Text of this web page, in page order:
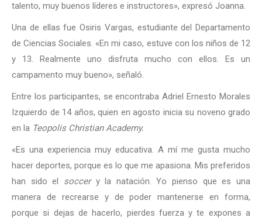
talento, muy buenos líderes e instructores», expresó Joanna.
Una de ellas fue Osiris Vargas, estudiante del Departamento
de Ciencias Sociales. «En mi caso, estuve con los niños de 12
y 13. Realmente uno disfruta mucho con ellos. Es un
campamento muy bueno», señaló.
Entre los participantes, se encontraba Adriel Ernesto Morales
Izquierdo de 14 años, quien en agosto inicia su noveno grado
en la Teopolis Christian Academy.
«Es una experiencia muy educativa. A mí me gusta mucho
hacer deportes, porque es lo que me apasiona. Mis preferidos
han sido el soccery la natación. Yo pienso que es una
manera de recrearse y de poder mantenerse en forma,
porque si dejas de hacerlo, pierdes fuerza y te expones a